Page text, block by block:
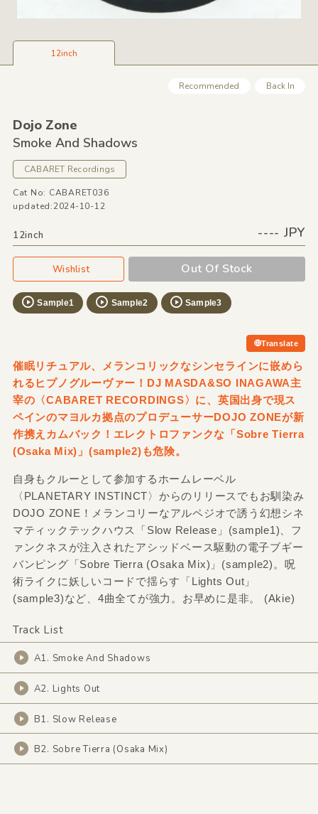
12inch
Recommended Back In
Dojo Zone
Smoke And Shadows
CABARET Recordings
Cat No: CABARET036
updated:2024-10-12
12inch ---- JPY
Wishlist Out Of Stock
Sample1 Sample2 Sample3
Translate
催眠リチュアル、メランコリックなシンセラインに嵌めら
れるヒプノグルーヴァー！DJ MASDA&SO INAGAWA主
宰の〈CABARET RECORDINGS〉に、英国出身で現ス
ペインのマヨルカ拠点のプロデューサーDOJO ZONEが新
作携えカムバック！エレクトロファンクな「Sobre Tierra
(Osaka Mix)」 (sample2)も危険。
自身もクルーとして参加するホームレーベル
〈PLANETARY INSTINCT〉からのリリースでもお馴染み
DOJO ZONE！メランコリーなアルペジオで誘う幻想シネ
マティックテックハウス「Slow Release」(sample1)、フ
ァンクネスが注入されたアシッドベース駆動の電子ブギー
バンピング「Sobre Tierra (Osaka Mix)」(sample2)。呪
術ライクに妖しいコードで揺らす「Lights Out」
(sample3)など、4曲全てが強力。お早めに是非。 (Akie)
Track List
A1. Smoke And Shadows
A2. Lights Out
B1. Slow Release
B2. Sobre Tierra (Osaka Mix)